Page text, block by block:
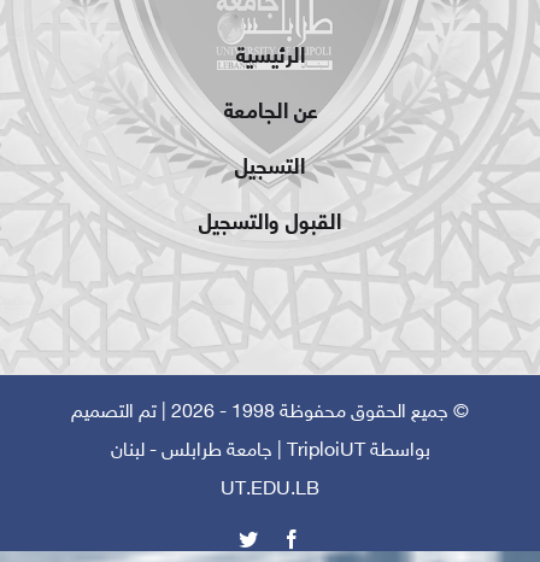
الرئيسية
عن الجامعة
التسجيل
القبول والتسجيل
© جميع الحقوق محفوظة 1998 - 2026 | تم التصميم
بواسطة TriploiUT
| جامعة طرابلس - لبنان
UT.EDU.LB